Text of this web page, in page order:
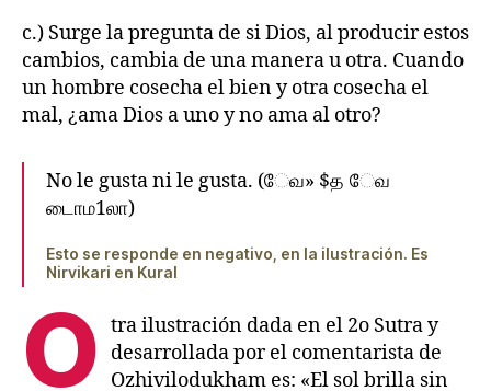
c.) Surge la pregunta de si Dios, al producir estos
cambios, cambia de una manera u otra. Cuando
un hombre cosecha el bien y otra cosecha el
mal, ¿ama Dios a uno y no ama al otro?
No le gusta ni le gusta. (ேவ» $த ேவ
டாைம1லா)
Esto se responde en negativo, en la ilustración. Es
Nirvikari en Kural
O tra ilustración dada en el 2o Sutra y
desarrollada por el comentarista de
Ozhivilodukham es: «El sol brilla sin